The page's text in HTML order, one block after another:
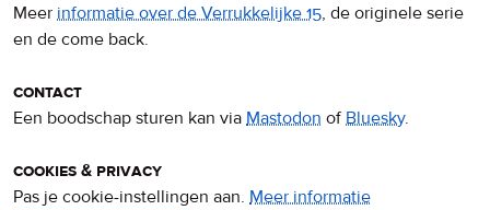
Meer informatie over de Verrukkelijke 15, de originele serie
en de come back.
contact
Een boodschap sturen kan via Mastodon ofBluesky.
cookies & privacy
Pas je cookie-instellingen aan. Meer informatie